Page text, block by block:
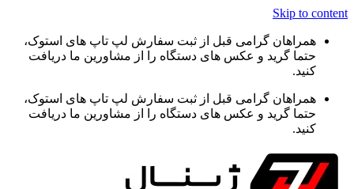
Skip to content
همراهان گرامی قبل از ثبت سفارش لپ تاپ های استوک،
حتما گرید و عکس های دستگاه را از مشاورین ما دریافت
کنید.
همراهان گرامی قبل از ثبت سفارش لپ تاپ های استوک،
حتما گرید و عکس های دستگاه را از مشاورین ما دریافت
کنید.